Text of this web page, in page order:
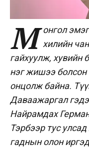
М онгол
хилийн
гайхуулж, хувийн
нэг жишээ болсон
онцолж байна.
Даваажаргал
Найрамдах
Тэрбээр тус
гаднын олон